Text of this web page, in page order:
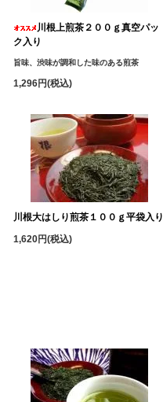
川根上煎茶２００ｇ真空パッ
ク入り
旨味、渋味が調和した味のある煎茶
1,296円(税込)
川根大はしり煎茶１００ｇ平袋入り
1,620円(税込)